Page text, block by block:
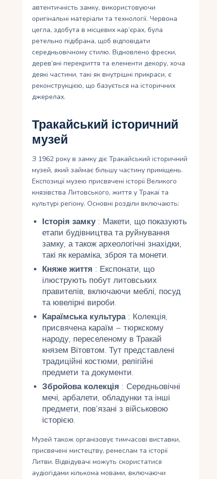
автентичність замку, використовуючи
оригінальні матеріали та технології. Червона
цегла, здобута в місцевих кар’єрах, була
ретельно підібрана, щоб відповідати
середньовічному стилю. Відновлено фрески,
дерев’яні перекриття та елементи декору, хоча
деякі частини, такі як внутрішні прикраси, є
реконструкцією, що базується на історичних
джерелах.
Тракайський історичний
музей
З 1962 року в замку діє Тракайський історичний
музей, який займає більшу частину приміщень.
Експозиції музею присвячені історії Великого
князівства Литовського, життя у Тракаї та
культурі регіону. Основні розділи включають:
Історія замку: Макети, що показують
етапи будівництва та руйнування
замку, а також археологічні знахідки,
такі як кераміка, зброя та монети.
Княже життя : Експонати, що
ілюструють побут литовських
правителів, включаючи меблі, посуд
та ювелірні вироби.
Караїмська культура: Колекція,
присвячена караїм – тюркскому
народу, переселеному в Тракай
князем Вітовтом. Тут представлені
традиційні костюми, релігійні
предмети та документи.
Збройова колекція : Середньовічні
мечі, арбалети, обладунки та інші
предмети, пов’язані з військовою
історією.
Музей також організовує тимчасові виставки,
присвячені мистецтву, ремеслам та історії
Литви. Відвідувачі можуть скористатися
аудіогідами кількома мовами, включаючи